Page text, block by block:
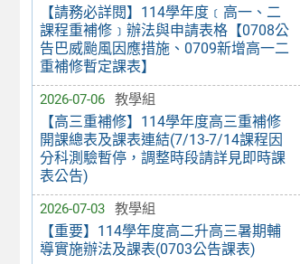
【請務必詳閱】114學年度﹝高一、二
課程重補修﹞辦法與申請表格【0708公
告巴威颱風因應措施、0709新增高一二
重補修暫定課表】
2026-07-06 教學組
【高三重補修】114學年度高三重補修
開課總表及課表連結(7/13-7/14課程因
分科測驗暫停，調整時段請詳見即時課
表公告)
2026-07-03 教學組
【重要】114學年度高二升高三暑期輔
導實施辦法及課表(0703公告課表)